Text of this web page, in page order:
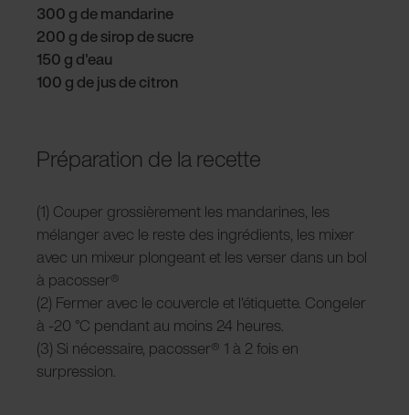
300 g de mandarine
200 g de sirop de sucre
150 g d'eau
100 g de jus de citron
Préparation de la recette
(1) Couper grossièrement les mandarines, les
mélanger avec le reste des ingrédients, les mixer
avec un mixeur plongeant et les verser dans un bol
à pacosser®
(2) Fermer avec le couvercle et l'étiquette. Congeler
à -20 °C pendant au moins 24 heures.
(3) Si nécessaire, pacosser® 1 à 2 fois en
surpression.